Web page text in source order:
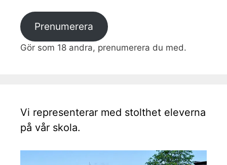
Prenumerera
Gör som 18 andra, prenumerera du med.
Vi representerar med stolthet eleverna
på vår skola.